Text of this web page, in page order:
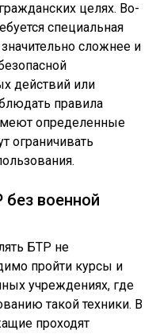
целях. Во-
специальная
значительно сложнее и
действий или
правила
определенные
ограничивать
военной
БТР не
пройти курсы и
учреждениях, где
такой техники. В
проходят